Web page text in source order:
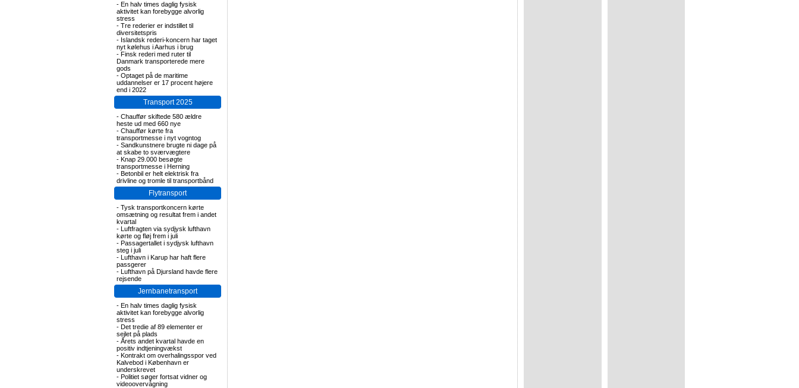
- En halv times daglig fysisk
aktivitet kan forebygge alvorlig
stress
- Tre rederier er indstillet til
diversitetspris
- Islandsk rederi-koncern har taget
nyt kølehus i Aarhus i brug
- Finsk rederi med ruter til
Danmark transporterede mere
gods
- Optaget på de maritime
uddannelser er 17 procent højere
end i 2022
Transport 2025
- Chauffør skiftede 580 ældre
heste ud med 660 nye
- Chauffør kørte fra
transportmesse i nyt vogntog
- Sandkunstnere brugte ni dage på
at skabe to sværvægtere
- Knap 29.000 besøgte
transportmesse i Herning
- Betonbil er helt elektrisk fra
drivline og tromle til transportbånd
Flytransport
- Tysk transportkoncern kørte
omsætning og resultat frem i andet
kvartal
- Luftfragten via sydjysk lufthavn
kørte og fløj frem i juli
- Passagertallet i sydjysk lufthavn
steg i juli
- Lufthavn i Karup har haft flere
passgerer
- Lufthavn på Djursland havde flere
rejsende
Jernbanetransport
- En halv times daglig fysisk
aktivitet kan forebygge alvorlig
stress
- Det tredie af 89 elementer er
sejlet på plads
- Årets andet kvartal havde en
positiv indtjeningvækst
- Kontrakt om overhalingsspor ved
Kalvebod i København er
underskrevet
- Politiet søger fortsat vidner og
videoovervågning